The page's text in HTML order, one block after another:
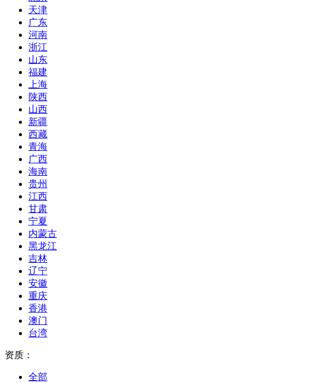
天津
广东
河南
浙江
山东
福建
上海
陕西
山西
新疆
西藏
青海
广西
海南
贵州
江西
甘肃
宁夏
内蒙古
黑龙江
吉林
辽宁
安徽
重庆
香港
澳门
台湾
资质：
全部